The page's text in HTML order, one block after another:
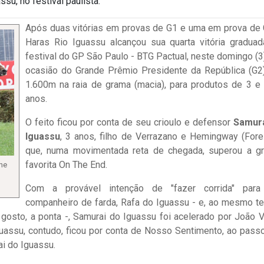
Após duas vitórias em provas de G1 e uma em prova de
Haras Rio Iguassu alcançou sua quarta vitória
festival do GP São Paulo - BTG Pactual, neste domingo
ocasião do Grande Prêmio Presidente da República
1.600m na raia de grama (macia), para produtos de 3 e
anos.
O feito ficou por conta de seu crioulo e defensor
Iguassu, 3 anos, filho de Verrazano e Hemingway
que, numa movimentada reta de chegada, superou a
favorita On The End.
Com a provável intenção de "fazer corrida"
companheiro de farda, Rafa do Iguassu - e, ao mesmo
a ponta -, Samurai do Iguassu foi acelerado por João
contudo, ficou por conta de Nosso Sentimento, ao
do Iguassu.